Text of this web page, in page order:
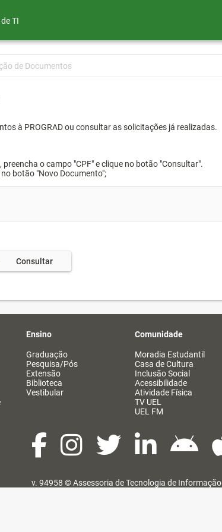
TI
de Documentos
à PROGRAD ou consultar as solicitações já realizadas.
o campo "CPF" e clique no botão "Consultar".
botão "Novo Documento";
Consultar
Ensino
Graduação
Pesquisa/Pós
Extensão
Biblioteca
Vestibular
Comunidade
Moradia Estudantil
Casa de Cultura
Inclusão Social
Acessibilidade
Atividade Física
TV UEL
UEL FM
v. 94958 ©Assessoria de Tecnologia de Informação